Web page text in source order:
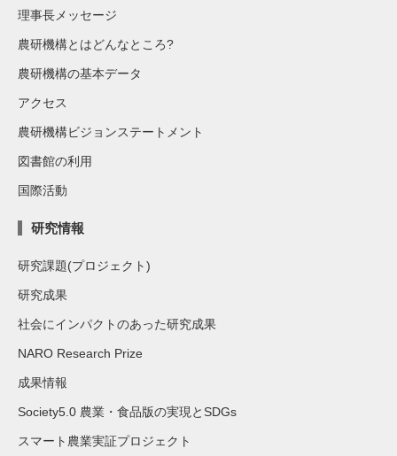
理事長メッセージ
農研機構とはどんなところ?
農研機構の基本データ
アクセス
農研機構ビジョンステートメント
図書館の利用
国際活動
研究情報
研究課題(プロジェクト)
研究成果
社会にインパクトのあった研究成果
NARO Research Prize
成果情報
Society5.0 農業・食品版の実現とSDGs
スマート農業実証プロジェクト